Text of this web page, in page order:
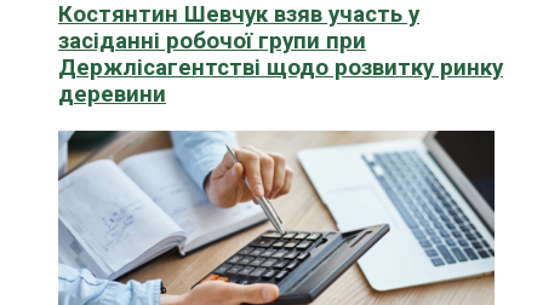
Костянтин Шевчук взяв участь у
засіданні робочої групи при
Держлісагентстві щодо розвитку ринку
деревини